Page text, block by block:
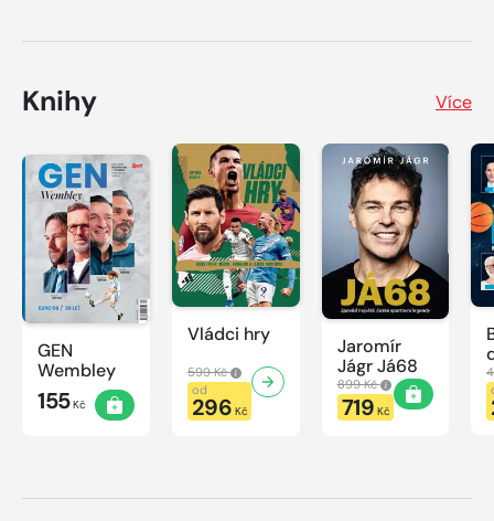
Knihy Více
GEN
Wembley
155Kč
Vládci hry
599 Kč
od
296 Kč
Jaromír
Jágr Já68
899 Kč
719 Kč